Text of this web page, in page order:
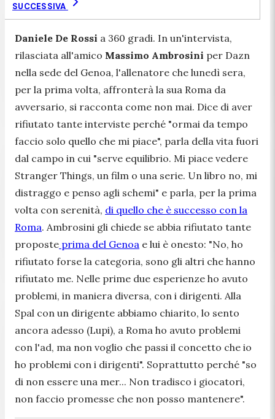
SUCCESSIVA
Daniele De Rossi a 360 gradi. In un'intervista,
rilasciata all'amico Massimo Ambrosini per Dazn
nella sede del Genoa, l'allenatore che lunedì sera,
per la prima volta, affronterà la sua Roma da
avversario, si racconta come non mai. Dice di aver
rifiutato tante interviste perché "ormai da tempo
faccio solo quello che mi piace", parla della vita fuori
dal campo in cui "serve equilibrio. Mi piace vedere
Stranger Things, un film o una serie. Un libro no, mi
distraggo e penso agli schemi" e parla, per la prima
volta con serenità, di quello che è successo con la
Roma. Ambrosini gli chiede se abbia rifiutato tante
proposte prima del Genoa e lui è onesto: "No, ho
rifiutato forse la categoria, sono gli altri che hanno
rifiutato me. Nelle prime due esperienze ho avuto
problemi, in maniera diversa, con i dirigenti. Alla
Spal con un dirigente abbiamo chiarito, lo sento
ancora adesso (Lupi), a Roma ho avuto problemi
con l'ad, ma non voglio che passi il concetto che io
ho problemi con i dirigenti". Soprattutto perché "so
di non essere una mer... Non tradisco i giocatori,
non faccio promesse che non posso mantenere".